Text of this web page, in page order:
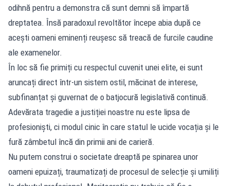
odihnă pentru a demonstra că sunt demni să împartă
dreptatea. Însă paradoxul revoltător începe abia după ce
acești oameni eminenți reușesc să treacă de furcile caudine
ale examenelor.
În loc să fie primiți cu respectul cuvenit unei elite, ei sunt
aruncați direct într-un sistem ostil, măcinat de interese,
subfinanțat și guvernat de o batjocură legislativă continuă.
Adevărata tragedie a justiției noastre nu este lipsa de
profesioniști, ci modul cinic în care statul le ucide vocația și le
fură zâmbetul încă din primii ani de carieră.
Nu putem construi o societate dreaptă pe spinarea unor
oameni epuizați, traumatizați de procesul de selecție și umiliți